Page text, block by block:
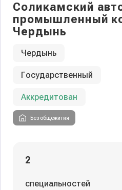
Соликамский
промышленный
Чердынь
Чердынь
Государственный
Аккредитован
Без общежития
2
специальностей